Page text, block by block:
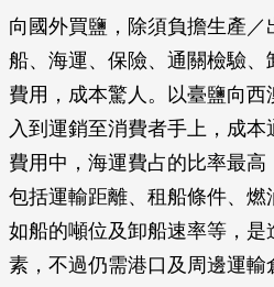
向國外買鹽，除須負擔生產
船、海運、保險、通關檢驗
費用，成本驚人。以臺鹽向
入到運銷至消費者手上，成
費用中，海運費占的比率最
包括運輸距離、租船條件、燃
如船的噸位及卸船速率等，是
素，不過仍需港口及周邊運